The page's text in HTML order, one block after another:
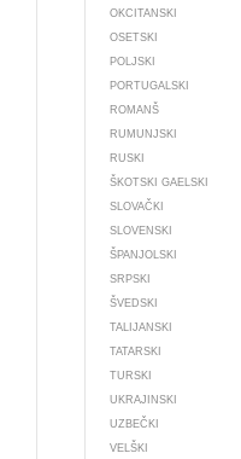
OKCITANSKI
OSETSKI
POLJSKI
PORTUGALSKI
ROMANŠ
RUMUNJSKI
RUSKI
ŠKOTSKI GAELSKI
SLOVAČKI
SLOVENSKI
ŠPANJOLSKI
SRPSKI
ŠVEDSKI
TALIJANSKI
TATARSKI
TURSKI
UKRAJINSKI
UZBEČKI
VELŠKI